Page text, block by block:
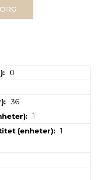
0
36
1
(enheter)
1